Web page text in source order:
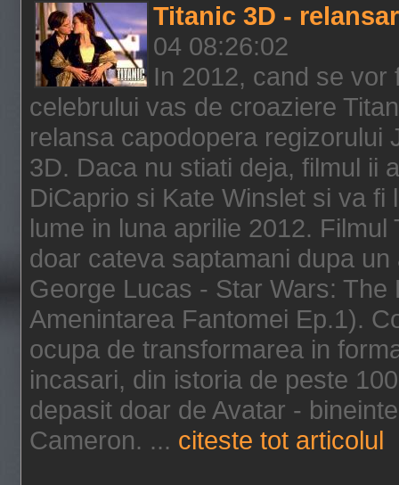
Titanic 3D -
04 08:26:02
In 2012, cand se
celebrului vas de croaziere
relansa capodopera regizorului
3D. Daca nu stiati deja, filmul ii
DiCaprio si Kate Winslet si va
lume in luna aprilie 2012.
doar cateva saptamani dupa
George Lucas - Star Wars:
Amenintarea Fantomei Ep.1).
ocupa de transformarea in
incasari, din istoria de peste
depasit doar de Avatar -
Cameron. ... citeste tot articolul